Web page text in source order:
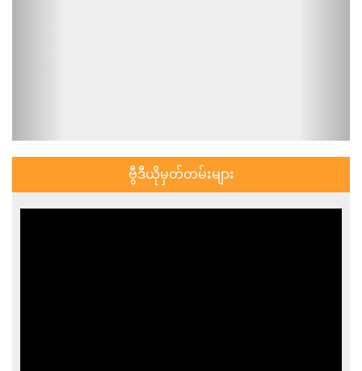
ဗွီဒီယိုမှတ်တမ်းများ